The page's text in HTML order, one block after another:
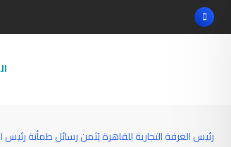
Skip
to
رئيس الغرفة التجارية للقاهرة يُثمن رسائل طمأنة رئيس